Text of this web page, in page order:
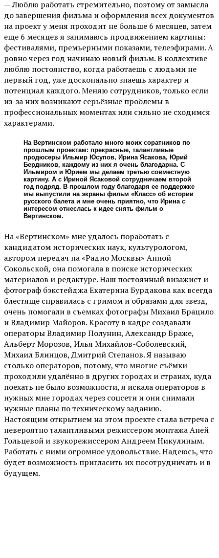
— Люблю работать стремительно, поэтому от замысла
до завершения фильма и оформления всех документов
на проект у меня проходит не больше 6 месяцев, затем
еще 6 месяцев я занимаюсь продвижением картины:
фестивалями, премьерными показами, телеэфирами. А
ровно через год начинаю новый фильм. В коллективе
люблю постоянство, когда работаешь с людьми не
первый год, уже досконально знаешь характер и
потенциал каждого. Меняю сотрудников, только если
из-за них возникают серьёзные проблемы в
профессиональных моментах или сильно не сходимся
характерами.
На Вертинском работало много моих соратников по
прошлым проектам: прекрасные, талантливые
продюсеры Ильмир Юсупов, Ирина Ясакова, Юрий
Бердников, каждому из них я очень благодарна. С
Ильмиром и Юрием мы делаем третью совместную
картину. А с Ириной Ясаковой сотрудничаем второй
год подряд. В прошлом году благодаря ее поддержке
мы выпустили на экраны фильм «Класс» об истории
русского балета и мне очень приятно, что Ирина с
интересом отнеслась к идее снять фильм о
Вертинском.
На «Вертинском» мне удалось поработать с
кандидатом исторических наук, культурологом,
автором передач на «Радио Москвы» Анной
Сокольской, она помогала в поиске исторических
материалов и редактуре. Наш постоянный визажист и
фотограф бэкстейджа Екатерина Бурдакова как всегда
блестяще справилась с гримом и образами для звезд,
очень помогали в съемках фотографы Михаил Брацило
и Владимир Майоров. Красоту в кадре создавали
операторы Владимир Полунин, Александр Браже,
Альберт Морозов, Илья Михайлов-Соболевский,
Михаил Блинцов, Дмитрий Степанов. Я называю
столько операторов, потому, что многие съёмки
проходили удалённо в других городах и странах, куда
поехать не было возможности, я искала операторов в
нужных мне городах через соцсети и они снимали
нужные планы по техническому заданию.
Настоящим открытием на этом проекте стала встреча с
невероятно талантливыми режиссером монтажа Аней
Гольцевой и звукорежиссером Андреем Никулиным.
Работать с ними огромное удовольствие. Надеюсь, что
будет возможность пригласить их посотрудничать и в
будущем.